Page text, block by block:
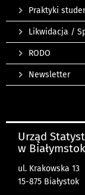
Praktyki
Likwidacja /
RODO
Newsletter
Urząd
w
ul. Krakowska 13
15-875 Białystok